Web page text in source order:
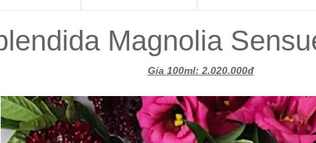
Magnolia
Gía 100ml: 2.020.000đ